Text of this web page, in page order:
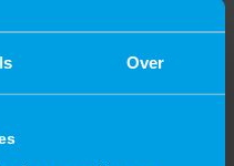
Over
kregen de